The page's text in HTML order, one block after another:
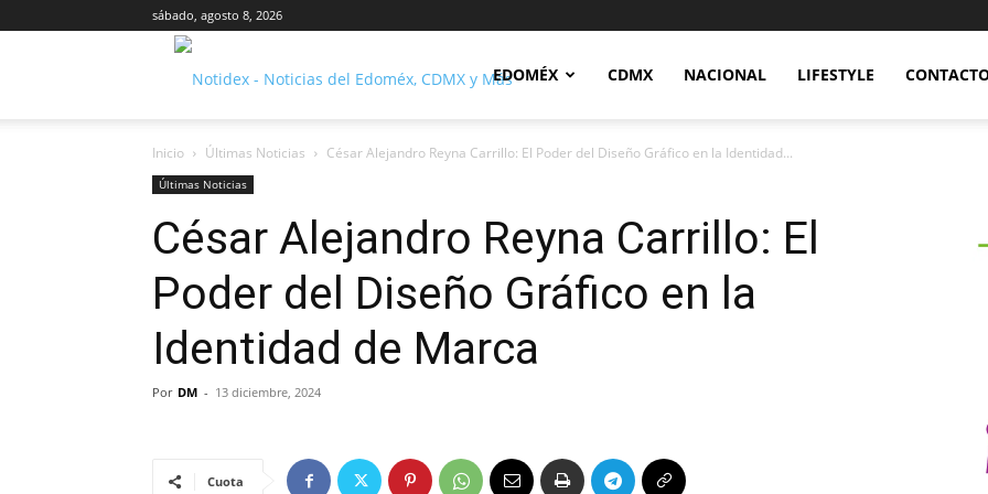
sábado, agosto 8, 2026
Notidex
EDOMÉX CDMX NACIONAL LIFESTYLE
Inicio Últimas Noticias César Alejandro Reyna Carrillo: El Poder del Diseño Gráfico en la Identidad...
Últimas Noticias
César Alejandro Reyna Carrillo: El
Poder del Diseño Gráfico en la
Identidad de Marca
Por DM - 13 diciembre, 2024
Cuota